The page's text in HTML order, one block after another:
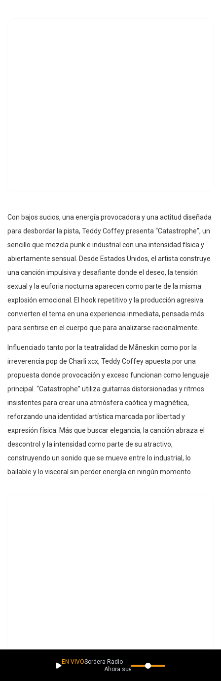
Con bajos sucios, una energía provocadora y una actitud diseñada
para desbordar la pista, Teddy Coffey presenta “Catastrophe”, un
sencillo que mezcla punk e industrial con una intensidad física y
abiertamente sensual. Desde Estados Unidos, el artista construye
una canción impulsiva y desafiante donde el deseo, la tensión
sexual y la euforia nocturna aparecen como parte de la misma
explosión emocional. El hook repetitivo y la producción agresiva
convierten el tema en una experiencia inmediata, pensada más
para sentirse en el cuerpo que para analizarse racionalmente.
Influenciado tanto por la teatralidad de Måneskin como por la
irreverencia pop de Charli xcx, Teddy Coffey apuesta por una
propuesta donde provocación y exceso funcionan como lenguaje
principal. “Catastrophe” utiliza guitarras distorsionadas y ritmos
insistentes para crear una atmósfera caótica y magnética,
reforzando una identidad artística marcada por libertad y
expresión física. Más que buscar elegancia, la canción abraza el
descontrol y la intensidad como parte de su atractivo,
construyendo un sonido que se mueve entre lo industrial, lo
bailable y lo visceral sin perder energía en ningún momento.
EN VIVOSordera Radio
Ahora suena